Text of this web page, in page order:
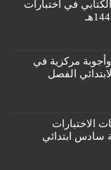
في اختبارات
مركزية في
الفصل
الاختبارات
سادس ابتدائي